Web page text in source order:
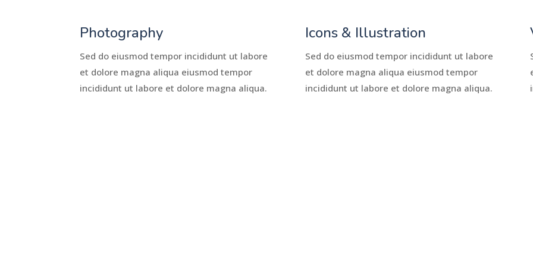
Photography
Sed do eiusmod tempor incididunt ut labore
et dolore magna aliqua eiusmod tempor
incididunt ut labore et dolore magna aliqua.
Icons & Illustration
Sed do eiusmod tempor incididunt ut labore
et dolore magna aliqua eiusmod tempor
incididunt ut labore et dolore magna aliqua.